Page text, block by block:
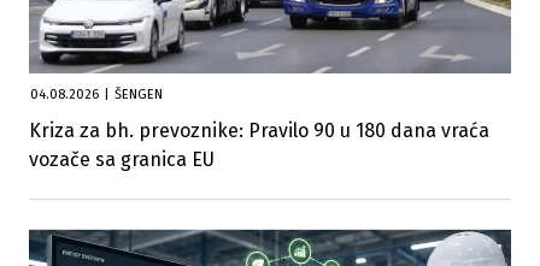
04.08.2026 ŠENGEN
Kriza za bh. prevoznike: Pravilo 90 u 180 dana vraća
vozače sa granica EU